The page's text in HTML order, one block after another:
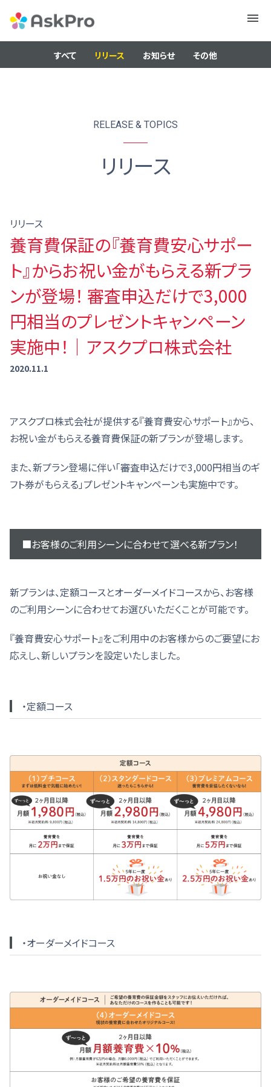
メニュ
すべて リリース お知らせ その他
RELEASE & TOPICS
リリース
リリース
養育費保証の『養育費安心サポー
ト』からお祝い金がもらえる新プラ
ンが登場！ 審査申込だけで3,000
円相当のプレゼントキャンペーン
実施中！｜アスクプロ株式会社
2020.11.1
アスクプロ株式会社が提供する『養育費安心サポート』から、
お祝い金がもらえる養育費保証の新プランが登場します。
また、新プラン登場に伴い「審査申込だけで3,000円相当のギ
フト券がもらえる」プレゼントキャンペーンも実施中です。
■お客様のご利用シーンに合わせて選べる新プラン！
新プランは、定額コースとオーダーメイドコースから、お客様
のご利用シーンに合わせてお選びいただくことが可能です。
『養育費安心サポート』をご利用中のお客様からのご要望にお
応えし、新しいプランを設定いたしました。
・定額コース
・オーダーメイドコース